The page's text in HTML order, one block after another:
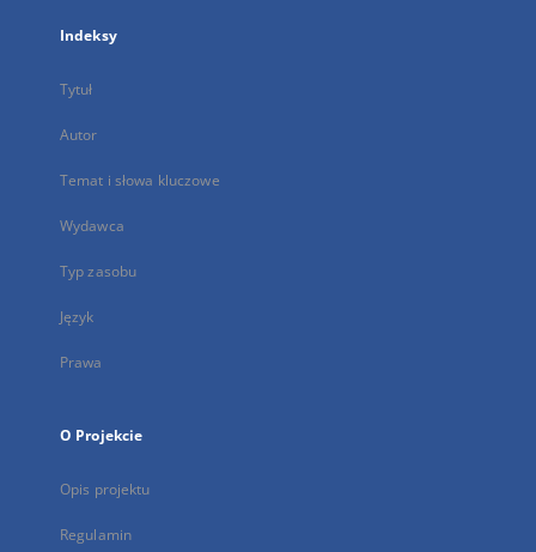
Indeksy
Tytuł
Autor
Temat i słowa kluczowe
Wydawca
Typ zasobu
Język
Prawa
O Projekcie
Opis projektu
Regulamin